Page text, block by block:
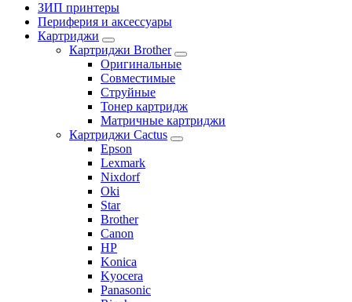
ЗИП принтеры
Периферия и аксессуары
Картриджи
Картриджи Brother
Оригинальные
Совместимые
Струйные
Тонер картридж
Матричные картриджи
Картриджи Cactus
Epson
Lexmark
Nixdorf
Oki
Star
Brother
Canon
HP
Konica
Kyocera
Panasonic